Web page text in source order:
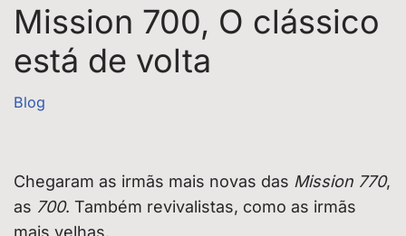
Mission 700, O clássico
está de volta
Blog
Chegaram as irmãs mais novas das Mission 770,
as 700. Também revivalistas, como as irmãs
mais velhas.